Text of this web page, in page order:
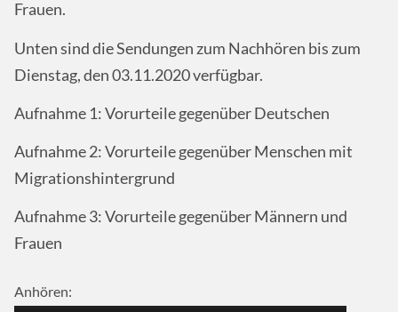
Frauen.
Unten sind die Sendungen zum Nachhören bis zum
Dienstag, den 03.11.2020 verfügbar.
Aufnahme 1: Vorurteile gegenüber Deutschen
Aufnahme 2: Vorurteile gegenüber Menschen mit
Migrationshintergrund
Aufnahme 3: Vorurteile gegenüber Männern und
Frauen
Anhören: